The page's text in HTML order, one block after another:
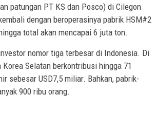
patungan PT KS dan Posco) di Cilegon
dengan beroperasinya pabrik HSM#2
total akan mencapai 6 juta ton.
nomor tiga terbesar di Indonesia. Di
Selatan berkontribusi hingga 71
sebesar USD7,5 miliar. Bahkan, pabrik-
900 ribu orang.